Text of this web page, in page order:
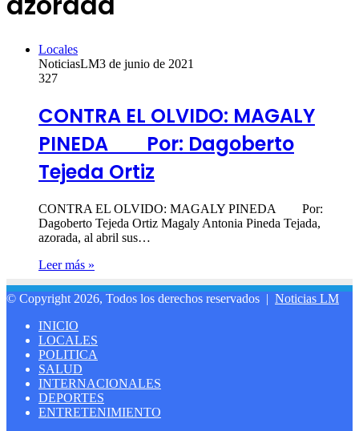
Locales
NoticiasLM3 de junio de 2021
327
CONTRA EL OLVIDO: MAGALY
PINEDA Por: Dagoberto
Tejeda Ortiz
CONTRA EL OLVIDO: MAGALY PINEDA Por:
Dagoberto Tejeda Ortiz Magaly Antonia Pineda Tejada,
azorada, al abril sus…
Leer más »
© Copyright 2026, Todos los derechos reservados | Noticias LM
INICIO
LOCALES
POLITICA
SALUD
INTERNACIONALES
DEPORTES
ENTRETENIMIENTO